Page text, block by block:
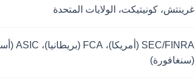
غرينتش، كونيتيكت، الولايات المتحدة
(سنغافورة)